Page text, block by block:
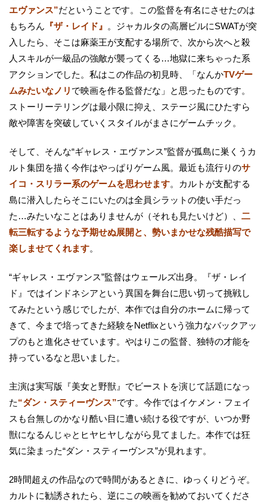
エヴァンス”だということです。この監督を有名にさせたのは
もちろん 『ザ・レイド』 。ジャカルタの高層ビルにSWATが突
入したら、そこは麻薬王が支配する場所で、次から次へと殺
人スキルが一級品の強敵が襲ってくる…地獄に来ちゃった系
アクションでした。私はこの作品の初見時、「なんかTVゲー
ムみたいなノリ で映画を作る監督だな」と思ったものです。
ストーリーテリングは最小限に抑え、ステージ風にひたすら
敵や障害を突破していくスタイルがまさにゲームチック。
そして、そんな“ギャレス・エヴァンス”監督が孤島に巣くうカ
ルト集団を描く今作はやっぱりゲーム風。最近も流行りのサ
イコ・スリラー系のゲームを思わせます。カルトが支配する
島に潜入したらそこにいたのは全員シラットの使い手だっ
た…みたいなことはありませんが（それも見たいけど）、 二
転三転するような予期せぬ展開と、勢いまかせな残酷描写で
楽しませてくれます。
“ギャレス・エヴァンス”監督はウェールズ出身。『ザ・レイ
ド』ではインドネシアという異国を舞台に思い切って挑戦し
てみたという感じでしたが、本作では自分のホームに帰って
きて、今まで培ってきた経験をNetflixという強力なバックアッ
プのもと進化させています。やはりこの監督、独特の才能を
持っているなと思いました。
主演は実写版『美女と野獣』でビーストを演じて話題になっ
た“ダン・スティーヴンス”です。今作ではイケメン・フェイ
スも台無しのかなり酷い目に遭い続ける役ですが、いつか野
獣になるんじゃとヒヤヒヤしながら見てました。本作では狂
気に染まった“ダン・スティーヴンス”が見れます。
2時間超えの作品なので時間があるときに、ゆっくりどうぞ。
カルトに勧誘されたら、逆にこの映画を勧めておいてくださ